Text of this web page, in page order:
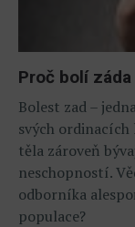
Proč bolí
Bolest zad –
svých
těla zároveň
neschopností.
odborníka
populace?